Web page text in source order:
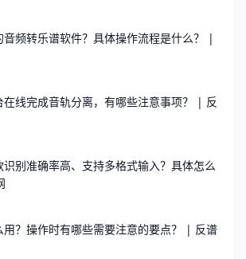
频转乐谱软件？具体操作流程是什么？ |
在线完成音轨分离，有哪些注意事项？ | 反
别准确率高、支持多格式输入？具体怎么
用？操作时有哪些需要注意的要点？ | 反谱